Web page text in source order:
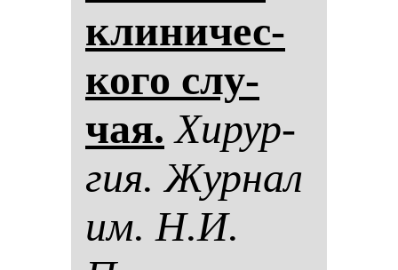
кли­ни­чес­
ко­го слу­
чая. Хи­рур­
гия. Жур­нал
им. Н.И.